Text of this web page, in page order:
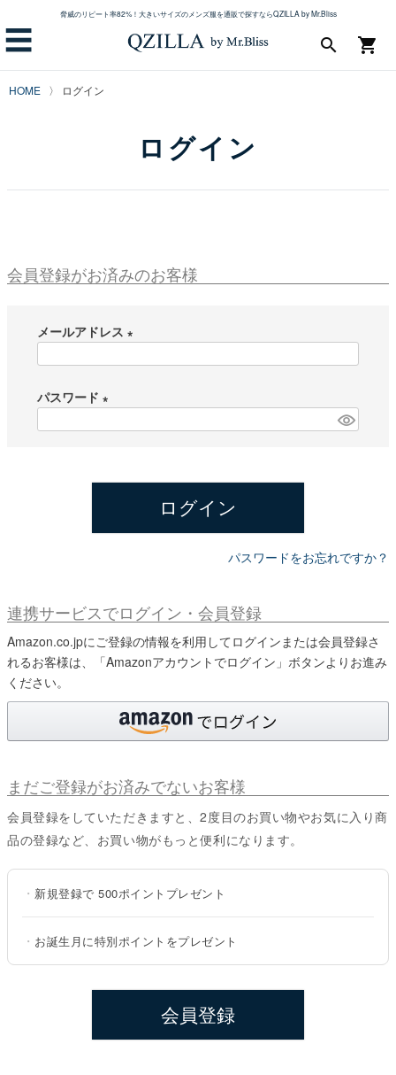
脅威のリピート率82%！大きいサイズのメンズ服を通販で探すならQZILLA by Mr.Bliss
☰ shopping_cart
search
HOME ログイン
ログイン
会員登録がお済みのお客様
メールアドレス
パスワード
)
ログイン
パスワードをお忘れですか？
連携サービスでログイン・会員登録
Amazon.co.jpにご登録の情報を利用してログインまたは会員登録さ
れるお客様は、「Amazonアカウントでログイン」ボタンよりお進み
ください。
まだご登録がお済みでないお客様
会員登録をしていただきますと、2度目のお買い物やお気に入り商
品の登録など、お買い物がもっと便利になります。
・ 新規登録で500ポイント プレゼント
・ お誕生月に特別ポイントをプレゼント
会員登録